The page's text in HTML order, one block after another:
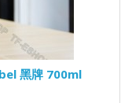
黑牌 700ml